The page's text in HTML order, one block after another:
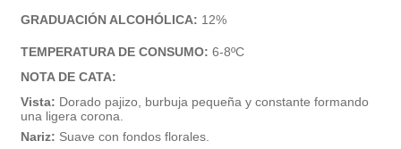
GRADUACIÓN ALCOHÓLICA: 12%
TEMPERATURA DE CONSUMO: 6-8ºC
NOTA DE CATA:
Vista: Dorado pajizo, burbuja pequeña y constante formando
una ligera corona.
Nariz: Suave con fondos florales.